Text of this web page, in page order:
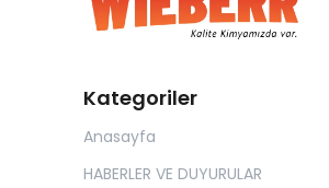
Kategoriler
Anasayfa
HABERLER VE DUYURULAR